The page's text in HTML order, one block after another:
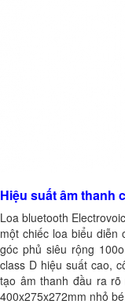
Hiệu suất âm thanh
Loa bluetooth
một chiếc loa biểu diễn
góc phủ siêu rộng
class D hiệu suất cao,
tạo âm thanh đầu ra
400x275x272mm nhỏ